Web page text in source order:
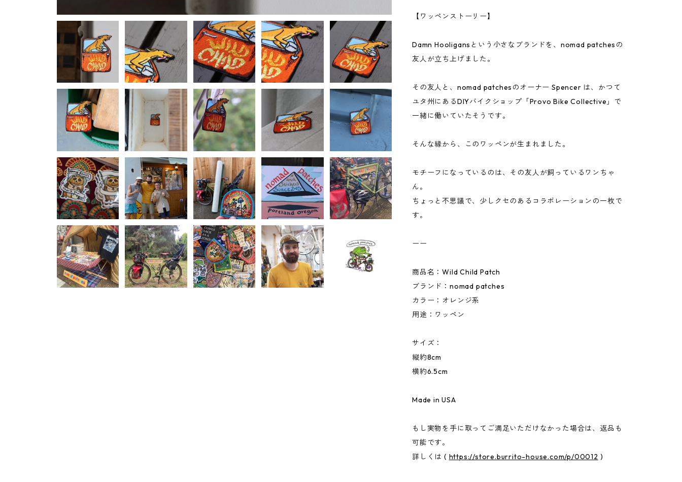
【ワッペンストーリー】
Damn Hooligansという小さなブランドを、nomad patchesの
友人が立ち上げました。
その友人と、nomad patchesのオーナー Spencer は、かつて
ユタ州にあるDIYバイクショップ「Provo Bike Collective」で
一緒に働いていたそうです。
そんな縁から、このワッペンが生まれました。
モチーフになっているのは、その友人が飼っているワンちゃ
ん。
ちょっと不思議で、少しクセのあるコラボレーションの一枚で
す。
ーー
商品名：Wild Child Patch
ブランド：nomad patches
カラー：オレンジ系
用途：ワッペン
サイズ：
縦約8cm
横約6.5cm
Made in USA
もし実物を手に取ってご満足いただけなかった場合は、返品も
可能です。
詳しくは ( https://store.burrito-house.com/p/00012 )